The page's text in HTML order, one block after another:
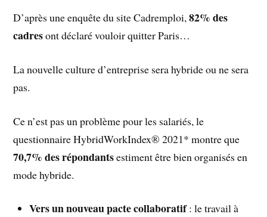
D’après une enquête du site Cadremploi,82% des
cadresont déclaré vouloir quitter Paris…
La nouvelle culture d’entreprise sera hybride ou ne sera
pas.
Ce n’est pas un problème pour les salariés, le
questionnaire HybridWorkIndex® 2021* montre que
70,7% des répondantsestiment être bien organisés en
mode hybride.
Vers un nouveau pacte collaboratif: le travail à